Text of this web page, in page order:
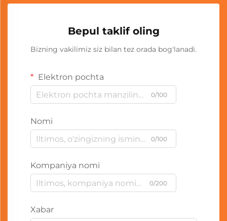
Bepul taklif oling
Bizning vakilimiz siz bilan tez orada bog'lanadi.
Elektron pochta
0/100
Nomi
0/100
Kompaniya nomi
0/200
Xabar